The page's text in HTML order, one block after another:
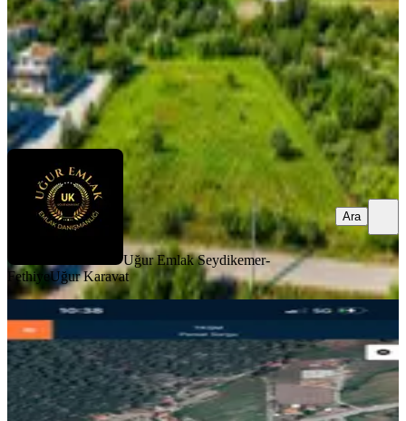
16.000.000 ₺
Uğur Emlak Seydikemer-Fethiye Uğur Karavat
Ara
Uğur Emlak Seydikemer-
FethiyeUğur Karavat
Ara
İnlice Merkezde Köşe Parsel Satılık
Fırsat Arazi
Fethiye, İnlice Mahallesi
2312 m²·14.057/m² · 28.04.2026